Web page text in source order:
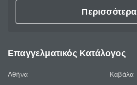
Περισσότερα
Επαγγελματικός Κατάλογος
Αθήνα
Καβάλα